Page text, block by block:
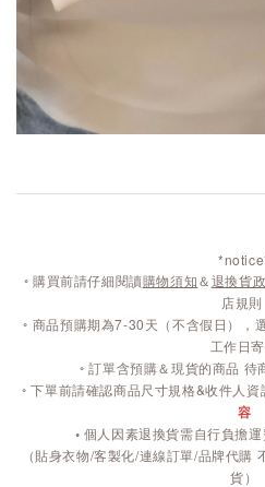
◦ 購買前請仔細閱讀購物須知＆退換貨
店規則
◦ 商品預購期為7-30天（不含假日），
工作日
◦ 訂單含預購＆現貨的商品 待
◦ 下單前請確認商品尺寸規格&收件人資
容
◦ 個人因素退換貨需自行負擔
（貼身衣物/客製化/連線訂單/品牌代購
貨）